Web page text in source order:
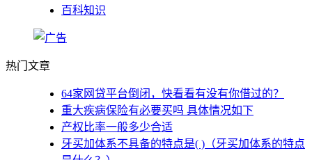
百科知识
热门文章
64家网贷平台倒闭，快看看有没有你借过的？
重大疾病保险有必要买吗 具体情况如下
产权比率一般多少合适
牙买加体系不具备的特点是( )（牙买加体系的特点